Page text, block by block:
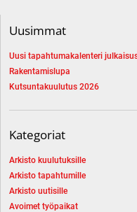
Uusimmat
Uusi tapahtumakalenteri
Rakentamislupa
Kutsuntakuulutus 2026
Kategoriat
Arkisto kuulutuksille
Arkisto tapahtumille
Arkisto uutisille
Avoimet työpaikat